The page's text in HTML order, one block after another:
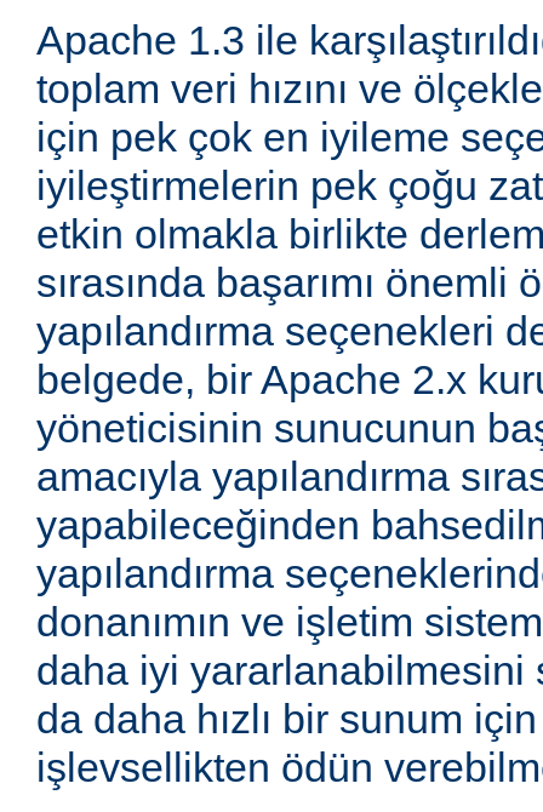
Apache 1.3 ile
toplam veri hızını ve
için pek çok en iyileme
iyileştirmelerin pek çoğu
etkin olmakla birlikte
sırasında başarımı
yapılandırma seçenekleri
belgede, bir Apache 2.x
yöneticisinin sunucunun
amacıyla yapılandırma
yapabileceğinden
yapılandırma
donanımın ve işletim
daha iyi yararlanabilmesini
da daha hızlı bir sunum
işlevsellikten ödün